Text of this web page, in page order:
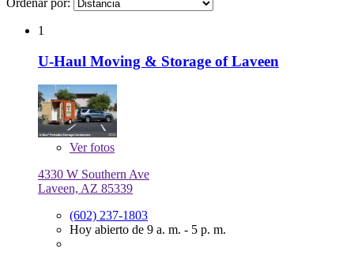
Ordenar por:
1
U-Haul Moving & Storage of Laveen
Verfotos
4330 W Southern Ave
Laveen, AZ 85339
(602) 237-1803
Hoy abierto de 9 a. m. - 5 p. m.